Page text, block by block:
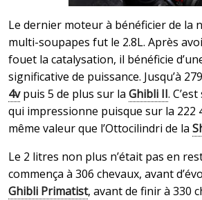
Le dernier moteur à bénéficier de la
multi-soupapes fut le 2.8L. Après
fouet la catalysation, il bénéficie
significative de puissance. Jusqu’à
4vpuis 5 de plus sur la Ghibli II.
qui impressionne puisque sur la 222
même valeur que l’Ottocilindri de la
Le 2 litres non plus n’était pas en
commença à 306 chevaux, avant
Ghibli Primatist, avant de finir à 330